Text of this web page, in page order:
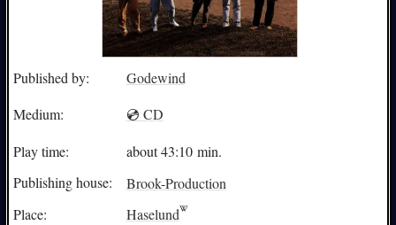
Published by:
Godewind
Medium:
💿 CD
Play time:
about43:10min.
Publishing house:
Brook-Production
Place:
Haselund